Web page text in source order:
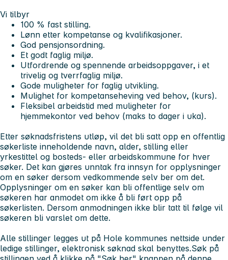
Vi tilbyr
100 % fast stilling.
Lønn etter kompetanse og kvalifikasjoner.
God pensjonsordning.
Et godt faglig miljø.
Utfordrende og spennende arbeidsoppgaver, i et
trivelig og tverrfaglig miljø.
Gode muligheter for faglig utvikling.
Mulighet for kompetanseheving ved behov, (kurs).
Fleksibel arbeidstid med muligheter for
hjemmekontor ved behov (maks to dager i uka).
Etter søknadsfristens utløp, vil det bli satt opp en offentlig
søkerliste inneholdende navn, alder, stilling eller
yrkestittel og bosteds- eller arbeidskommune for hver
søker. Det kan gjøres unntak fra innsyn for opplysninger
om en søker dersom vedkommende selv ber om det.
Opplysninger om en søker kan bli offentlige selv om
søkeren har anmodet om ikke å bli ført opp på
søkerlisten. Dersom anmodningen ikke blir tatt til følge vil
søkeren bli varslet om dette.
Alle stillinger legges ut på Hole kommunes nettside under
ledige stillinger, elektronisk søknad skal benyttes.Søk på